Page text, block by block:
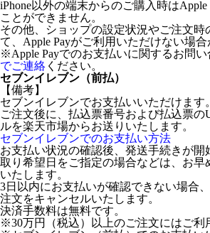
iPhone以外の端末からのご購入時はApple
ことができません。
その他、ショップの設定状況やご注文時
て、Apple Payがご利用いただけない場合
※Apple Payでのお支払いに関するお問い
でご連絡 ください。
セブンイレブン（前払）
【備考】
セブンイレブンでお支払いいただけます。
ご注文後に、払込票番号および払込票の
ルを楽天市場からお送りいたします。
セブンイレブンでのお支払い方法
お支払い状況の確認後、発送手続きが開
取り希望日をご指定の場合などは、お早
いたします。
3日以内にお支払いが確認できない場合
注文をキャンセルいたします。
決済手数料は無料です。
※30万円（税込）以上のご注文にはご利